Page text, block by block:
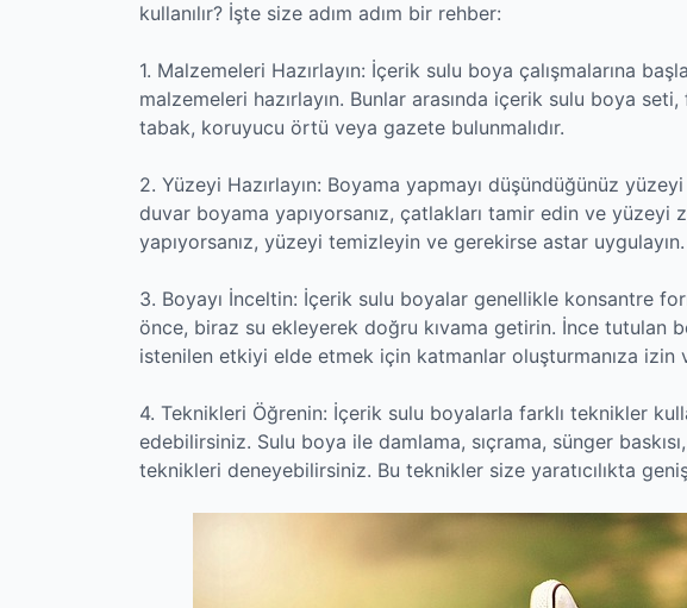
kullanılır? İşte size adım adım bir rehber:
1. Malzemeleri Hazırlayın: İçerik sulu boya çalışmalarına
malzemeleri hazırlayın. Bunlar arasında içerik sulu boya
tabak, koruyucu örtü veya gazete bulunmalıdır.
2. Yüzeyi Hazırlayın: Boyama yapmayı düşündüğünüz
duvar boyama yapıyorsanız, çatlakları tamir edin ve yüzeyi
yapıyorsanız, yüzeyi temizleyin ve gerekirse astar uygulayın.
3. Boyayı İnceltin: İçerik sulu boyalar genellikle konsantre
önce, biraz su ekleyerek doğru kıvama getirin. İnce tutulan
istenilen etkiyi elde etmek için katmanlar oluşturmanıza izin
4. Teknikleri Öğrenin: İçerik sulu boyalarla farklı teknikler
edebilirsiniz. Sulu boya ile damlama, sıçrama, sünger
teknikleri deneyebilirsiniz. Bu teknikler size yaratıcılıkta